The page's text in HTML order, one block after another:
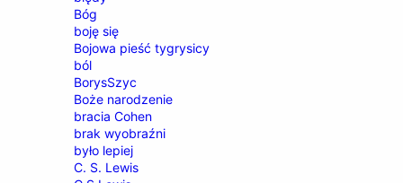
Bóg
boję się
Bojowa pieść tygrysicy
ból
BorysSzyc
Boże narodzenie
bracia Cohen
brak wyobraźni
było lepiej
C. S. Lewis